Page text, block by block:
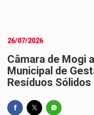
26/07/2026
Câmara de Mogi
Municipal de
Resíduos Sólidos